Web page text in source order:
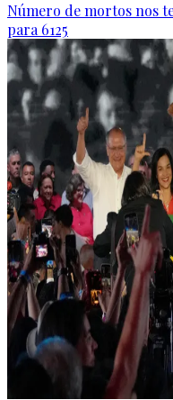
Número de mortos nos
para 6125